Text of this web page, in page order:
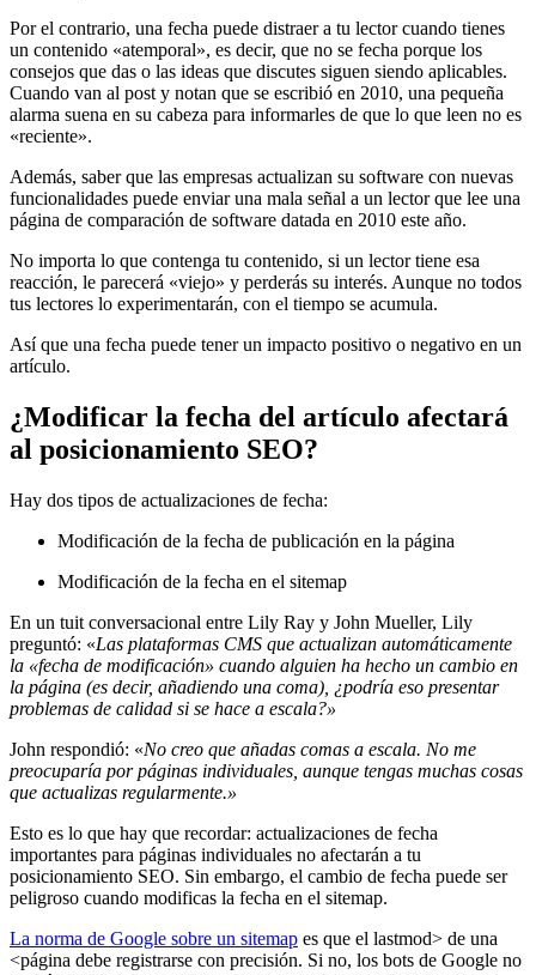
Por el contrario, una fecha puede distraer a tu lector cuando tienes
un contenido «atemporal», es decir, que no se fecha porque los
consejos que das o las ideas que discutes siguen siendo aplicables.
Cuando van al post y notan que se escribió en 2010, una pequeña
alarma suena en su cabeza para informarles de que lo que leen no es
«reciente».
Además, saber que las empresas actualizan su software con nuevas
funcionalidades puede enviar una mala señal a un lector que lee una
página de comparación de software datada en 2010 este año.
No importa lo que contenga tu contenido, si un lector tiene esa
reacción, le parecerá «viejo» y perderás su interés. Aunque no todos
tus lectores lo experimentarán, con el tiempo se acumula.
Así que una fecha puede tener un impacto positivo o negativo en un
artículo.
¿Modificar la fecha del artículo afectará
al posicionamiento SEO?
Hay dos tipos de actualizaciones de fecha:
Modificación de la fecha de publicación en la página
Modificación de la fecha en el sitemap
En un tuit conversacional entre Lily Ray y John Mueller, Lily
preguntó: «Las plataformas CMS que actualizan automáticamente
la «fecha de modificación» cuando alguien ha hecho un cambio en
la página (es decir, añadiendo una coma), ¿podría eso presentar
problemas de calidad si se hace a escala?»
John respondió: «No creo que añadas comas a escala. No me
preocuparía por páginas individuales, aunque tengas muchas cosas
que actualizas regularmente.»
Esto es lo que hay que recordar: actualizaciones de fecha
importantes para páginas individuales no afectarán a tu
posicionamiento SEO. Sin embargo, el cambio de fecha puede ser
peligroso cuando modificas la fecha en el sitemap.
La norma de Google sobre un sitemap es que el lastmod> de una
<página debe registrarse con precisión. Si no, los bots de Google no